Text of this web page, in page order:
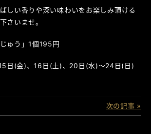
しい香りや深い味わいをお楽しみ頂ける
さいませ。
ゅう」1個195円
日(金)、16日(土)、20日(水)～24日(日)
次の記事 »